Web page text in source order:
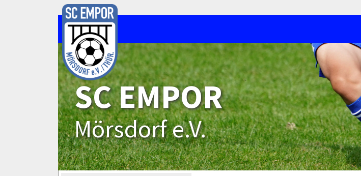
SC EMPOR
Mörsdorf e.V.